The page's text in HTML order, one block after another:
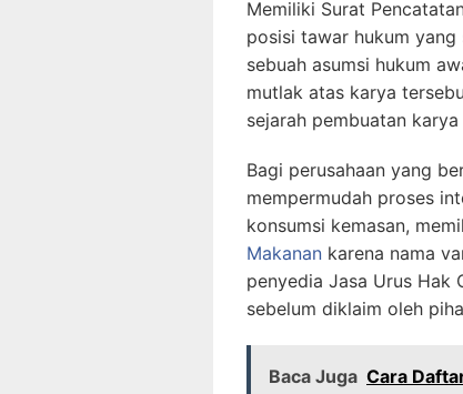
Memiliki Surat
posisi tawar hukum
sebuah asumsi hukum
mutlak atas karya
sejarah pembuatan
Bagi perusahaan yang
mempermudah proses
konsumsi kemasan,
Makanan karena nama
penyedia Jasa Urus Hak
sebelum diklaim oleh
Baca Juga Cara